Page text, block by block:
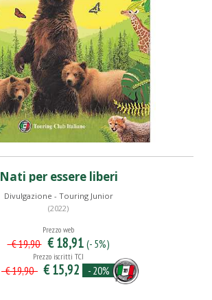
Nati per essere liberi
Divulgazione - Touring Junior
(2022)
Prezzo web
€ 19,90 € 18,91 (- 5%)
Prezzo iscritti TCI
€ 19,90 € 15,92 - 20%